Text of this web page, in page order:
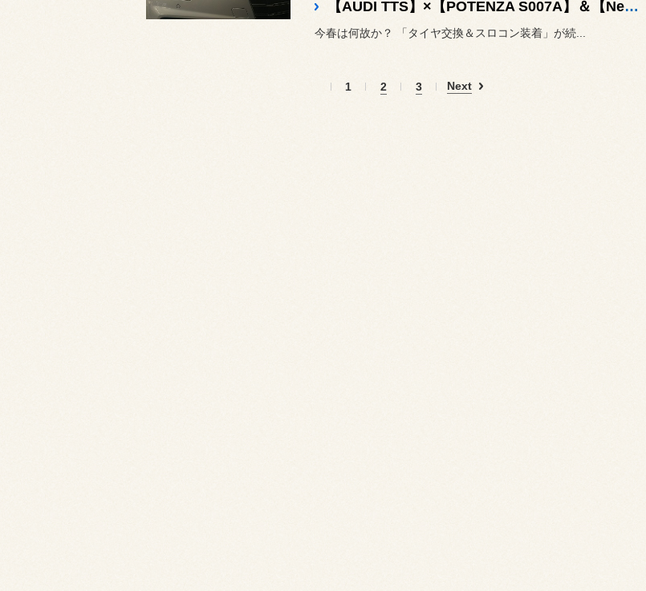
【AUDI TTS】×【POTENZA S007A】＆【New PPT】☆
今春は何故か？ 「タイヤ交換＆スロコン装着」が続...
1 2 3 Next